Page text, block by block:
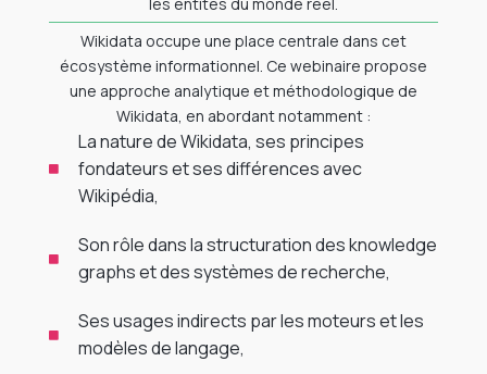
Wikidata occupe une place centrale dans cet
écosystème informationnel. Ce webinaire propose
une approche analytique et méthodologique de
Wikidata, en abordant notamment :
La nature de Wikidata, ses principes
fondateurs et ses différences avec
Wikipédia,
Son rôle dans la structuration des knowledge
graphs et des systèmes de recherche,
Ses usages indirects par les moteurs et les
modèles de langage,